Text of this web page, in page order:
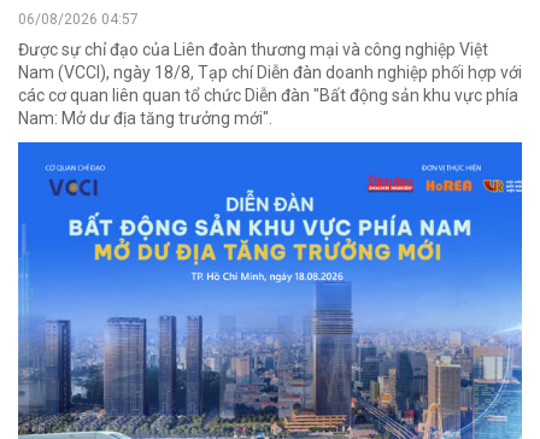
06/08/2026 04:57
Được sự chỉ đạo của Liên đoàn thương mại và công nghiệp Việt
Nam (VCCI), ngày 18/8, Tạp chí Diễn đàn doanh nghiệp phối hợp với
các cơ quan liên quan tổ chức Diễn đàn "Bất động sản khu vực phía
Nam: Mở dư địa tăng trưởng mới".